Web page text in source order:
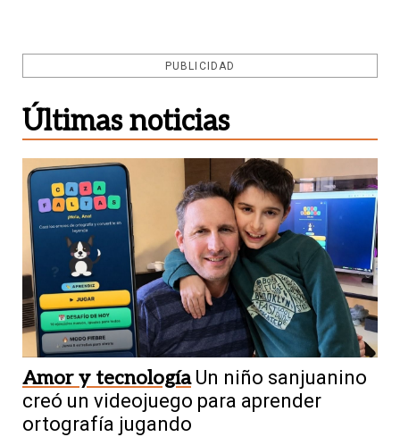
PUBLICIDAD
Últimas noticias
Amor y tecnología Un niño sanjuanino
creó un videojuego para aprender
ortografía jugando